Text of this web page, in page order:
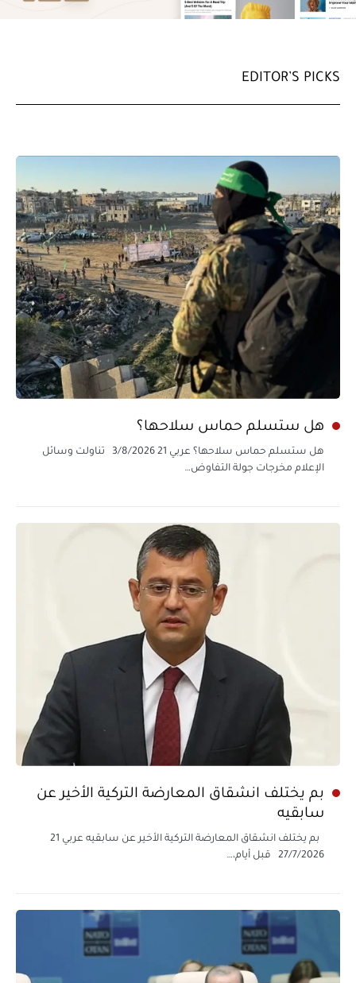
EDITOR’S PICKS
هل ستسلم حماس سلاحها؟
هل ستسلم حماس سلاحها؟ عربي 21 3/8/2026 تناولت وسائل
الإعلام مخرجات جولة التفاوض…
بم يختلف انشقاق المعارضة التركية الأخير عن
سابقيه
بم يختلف انشقاق المعارضة التركية الأخير عن سابقيه عربي 21
27/7/2026 قبل أيام،…